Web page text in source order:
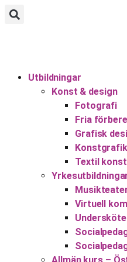
Utbildningar
Konst & design
Fotografi
Fria
Grafisk
Textil
Virtuell